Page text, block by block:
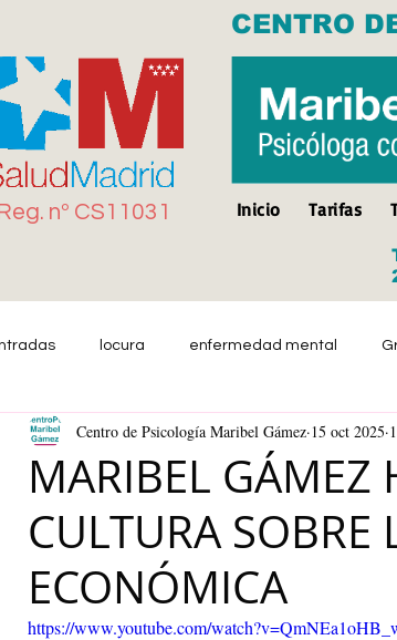
CENTRO
Reg. nº CS11031 Inicio Tarifas
locura enfermedad mental
Estrés Ansiedad Suicidio
de la Torre Fernández Maribel Gámez
MARIBEL GÁMEZ
CULTURA SOBRE
ECONÓMICA
Centro de Psicología Maribel Gámez 15 oct 2025
https://www.youtube.com/